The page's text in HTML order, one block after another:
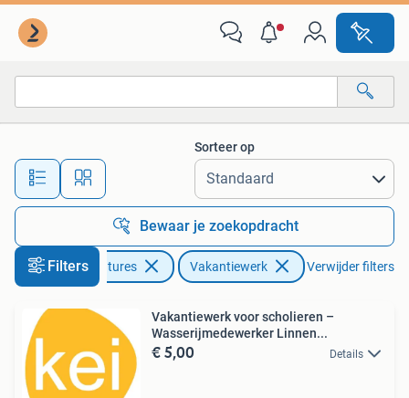
Alle afstanden…
Sorteer op
Bewaar je zoekopdracht
FiltersVacatures Vakantiewerk Verwijder filters
Vakantiewerk voor scholieren –
Wasserijmedewerker Linnen...
€ 5,00 Details